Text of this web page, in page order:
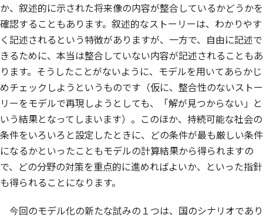
か、叙述的に示された将来像の内容が整合しているかどうかを
確認することもあります。叙述的なストーリーは、わかりやす
く記述されるという特徴がありますが、一方で、自由に記述で
きるために、本当は整合していない内容が記述されることもあ
ります。そうしたことがないように、モデルを用いてあらかじ
めチェックしようというものです（仮に、整合性のないストー
リーをモデルで再現しようとしても、「解が見つからない」と
いう結果となってしまいます）。このほか、持続可能な社会の
条件をいろいろと設定したときに、どの条件が最も厳しい条件
になるかといったこともモデルの計算結果から得られますの
で、どの分野の対策を重点的に進めればよいか、といった指針
も得られることになります。
今回のモデル化の新たな試みの１つは、国のシナリオであり